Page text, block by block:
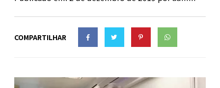
COMPARTILHAR